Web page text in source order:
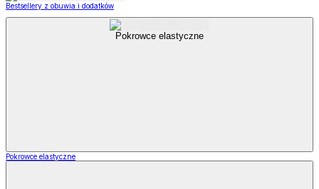
Bestsellery z obuwia i dodatków
Pokrowce elastyczne
Pokrowce elastyczne